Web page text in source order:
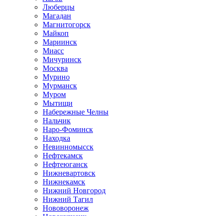
Люберцы
Магадан
Магнитогорск
Майкоп
Мариинск
Миасс
Мичуринск
Москва
Мурино
Мурманск
Муром
Мытищи
Набережные Челны
Нальчик
Наро-Фоминск
Находка
Невинномысск
Нефтекамск
Нефтеюганск
Нижневартовск
Нижнекамск
Нижний Новгород
Нижний Тагил
Нововоронеж